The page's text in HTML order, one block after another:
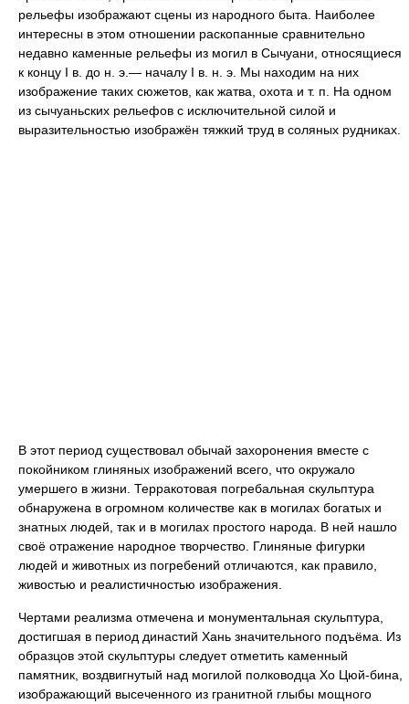
рельефы изображают сцены из народного быта. Наиболее
интересны в этом отношении раскопанные сравнительно
недавно каменные рельефы из могил в Сычуани, относящиеся
к концу I в. до н. э.— началу I в. н. э. Мы находим на них
изображение таких сюжетов, как жатва, охота и т. п. На одном
из сычуаньских рельефов с исключительной силой и
выразительностью изображён тяжкий труд в соляных рудниках.
В этот период существовал обычай захоронения вместе с
покойником глиняных изображений всего, что окружало
умершего в жизни. Терракотовая погребальная скульптура
обнаружена в огромном количестве как в могилах богатых и
знатных людей, так и в могилах простого народа. В ней нашло
своё отражение народное творчество. Глиняные фигурки
людей и животных из погребений отличаются, как правило,
живостью и реалистичностью изображения.
Чертами реализма отмечена и монументальная скульптура,
достигшая в период династий Хань значительного подъёма. Из
образцов этой скульптуры следует отметить каменный
памятник, воздвигнутый над могилой полководца Хо Цюй-бина,
изображающий высеченного из гранитной глыбы мощного